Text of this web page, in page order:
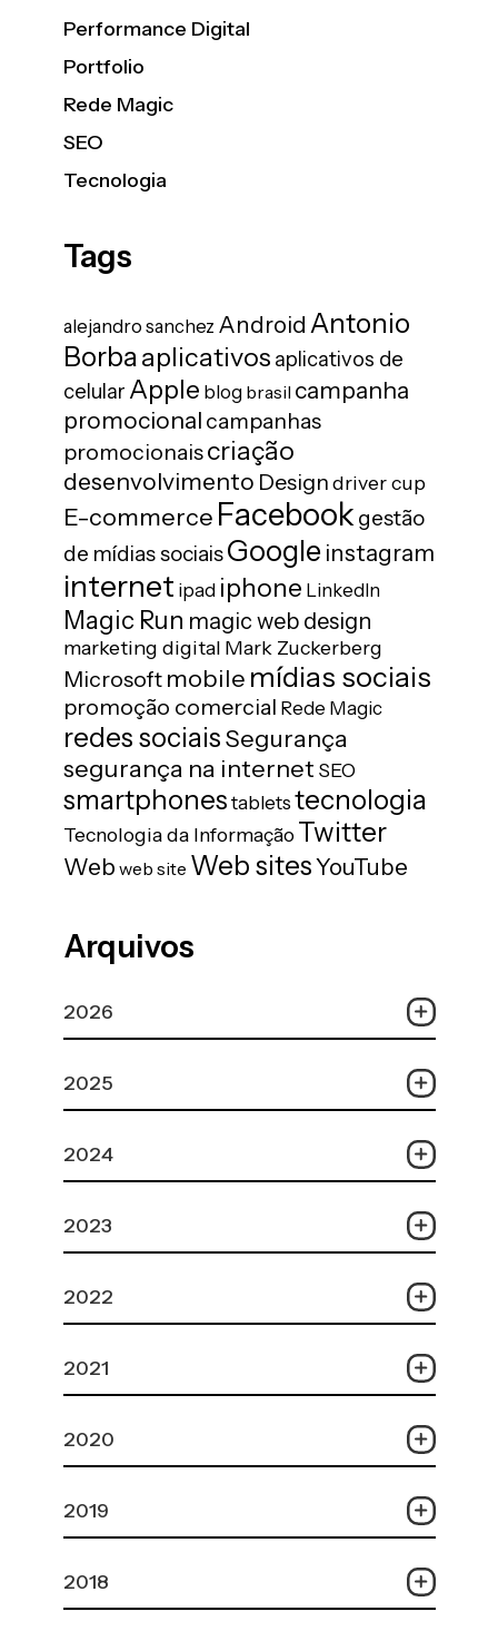
Performance Digital
Portfolio
Rede Magic
SEO
Tecnologia
Tags
alejandro sanchez Android Antonio
Borba aplicativos aplicativos de
celular Apple blog brasil campanha
promocional campanhas
promocionaiscriação
desenvolvimento Designdriver cup
E-commerce Facebook gestão
de mídias sociaisGoogle instagram
internet ipad iphone LinkedIn
Magic Run magic web design
marketing digital Mark Zuckerberg
Microsoft mobile mídias sociais
promoção comercial Rede Magic
redes sociaisSegurança
segurança na internet SEO
smartphones tablets tecnologia
Tecnologia da Informação Twitter
Web web site Web sitesYouTube
Arquivos
2026
2025
2024
2023
2022
2021
2020
2019
2018